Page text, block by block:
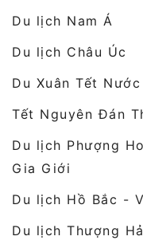
Du lịch Nam Á
Du lịch Châu Úc
Du Xuân Tết
Tết Nguyên Đán
Du lịch Phượng
Gia Giới
Du lịch Hồ Bắc -
Du lịch Thượng